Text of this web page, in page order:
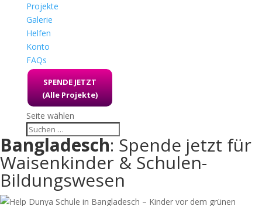
Projekte
Galerie
Helfen
Konto
FAQs
SPENDE JETZT
(Alle Projekte)
Seite wählen
Bangladesch: Spende jetzt für
Waisenkinder & Schulen-
Bildungswesen